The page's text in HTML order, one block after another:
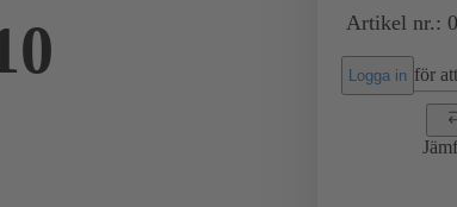
Artikel nr.:
Logga in för